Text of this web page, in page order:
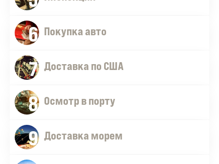
6 Покупка авто
7 Доставка по США
8 Осмотр в порту
9 Доставка морем